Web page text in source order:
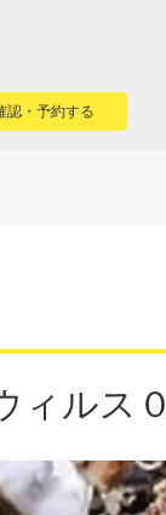
認・予約する
ィルス０